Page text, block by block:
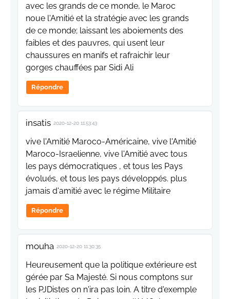
avec les grands de ce monde, le Maroc
noue l'Amitié et la stratégie avec les grands
de ce monde; laissant les aboiements des
faibles et des pauvres, qui usent leur
chaussures en manifs et rafraichir leur
gorges chauffées par Sidi Ali
Répondre
insatis 2020-12-20 11:53:43
vive l'Amitié Maroco-Américaine, vive l'Amitié
Maroco-Israelienne, vive l'Amitié avec tous
les pays démocratiques , et tous les Pays
évolués, et tous les pays développés. plus
jamais d'amitié avec le régime Militaire
Répondre
mouha 2020-12-20 11:30:35
Heureusement que la politique extérieure est
gérée par Sa Majesté. Si nous comptons sur
les PJDistes on n'ira pas loin. A titre d'exemple